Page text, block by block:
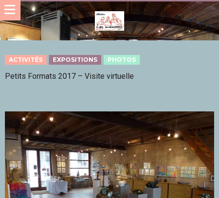
ACTIVITÉS EXPOSITIONS PHOTOS
Petits Formats 2017 – Visite virtuelle